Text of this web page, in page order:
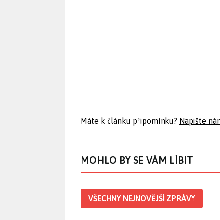
Máte k článku připomínku? Napište
MOHLO BY SE VÁM LÍBIT
VŠECHNY NEJNOVĚJŠÍ ZPRÁVY